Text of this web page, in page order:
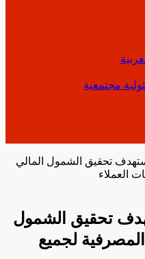
مجتمعية
تحقيق الشمول المالي
العملاء
تحقيق الشمول
لجميع